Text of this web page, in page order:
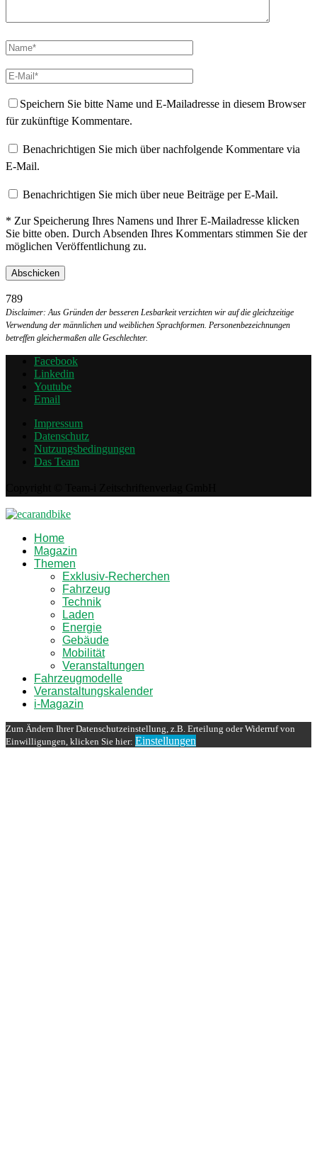
Speichern Sie bitte Name und E-Mailadresse in diesem Browser
für zukünftige Kommentare.
Benachrichtigen Sie mich über nachfolgende Kommentare via
E-Mail.
Benachrichtigen Sie mich über neue Beiträge per E-Mail.
* Zur Speicherung Ihres Namens und Ihrer E-Mailadresse klicken
Sie bitte oben. Durch Absenden Ihres Kommentars stimmen Sie der
möglichen Veröffentlichung zu.
789
Disclaimer: Aus Gründen der besseren Lesbarkeit verzichten wir auf die gleichzeitige
Verwendung der männlichen und weiblichen Sprachformen. Personenbezeichnungen
betreffen gleichermaßen alle Geschlechter.
Facebook
Linkedin
Youtube
Email
Impressum
Datenschutz
Nutzungsbedingungen
Das Team
Home
Magazin
Themen
Exklusiv-Recherchen
Fahrzeug
Technik
Laden
Energie
Gebäude
Mobilität
Veranstaltungen
Fahrzeugmodelle
Veranstaltungskalender
i-Magazin
Zum Ändern Ihrer Datenschutzeinstellung, z.B. Erteilung oder Widerruf von
Einwilligungen, klicken Sie hier: Einstellungen